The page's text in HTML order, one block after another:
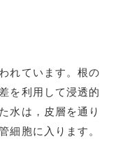
れています。根の
を利用して浸透的
水は，皮層を通り
細胞に入ります。